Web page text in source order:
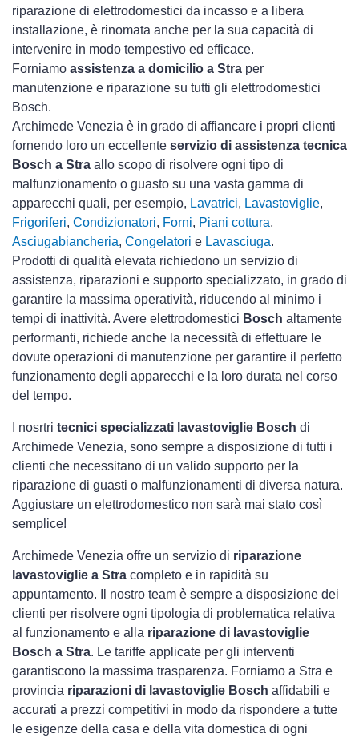
riparazione di elettrodomestici da incasso e a libera
installazione, è rinomata anche per la sua capacità di
intervenire in modo tempestivo ed efficace.
Forniamo assistenza a domicilio a Stra per
manutenzione e riparazione su tutti gli elettrodomestici
Bosch.
Archimede Venezia è in grado di affiancare i propri clienti
fornendo loro un eccellente servizio di assistenza tecnica
Bosch a Stra allo scopo di risolvere ogni tipo di
malfunzionamento o guasto su una vasta gamma di
apparecchi quali, per esempio, Lavatrici, Lavastoviglie,
Frigoriferi, Condizionatori, Forni, Piani cottura,
Asciugabiancheria, Congelatori e Lavasciuga.
Prodotti di qualità elevata richiedono un servizio di
assistenza, riparazioni e supporto specializzato, in grado di
garantire la massima operatività, riducendo al minimo i
tempi di inattività. Avere elettrodomestici Bosch altamente
performanti, richiede anche la necessità di effettuare le
dovute operazioni di manutenzione per garantire il perfetto
funzionamento degli apparecchi e la loro durata nel corso
del tempo.
I nosrtri tecnici specializzati lavastoviglie Bosch di
Archimede Venezia, sono sempre a disposizione di tutti i
clienti che necessitano di un valido supporto per la
riparazione di guasti o malfunzionamenti di diversa natura.
Aggiustare un elettrodomestico non sarà mai stato così
semplice!
Archimede Venezia offre un servizio di riparazione
lavastoviglie a Stra completo e in rapidità su
appuntamento. Il nostro team è sempre a disposizione dei
clienti per risolvere ogni tipologia di problematica relativa
al funzionamento e alla riparazione di lavastoviglie
Bosch a Stra. Le tariffe applicate per gli interventi
garantiscono la massima trasparenza. Forniamo a Stra e
provincia riparazioni di lavastoviglie Bosch affidabili e
accurati a prezzi competitivi in modo da rispondere a tutte
le esigenze della casa e della vita domestica di ogni